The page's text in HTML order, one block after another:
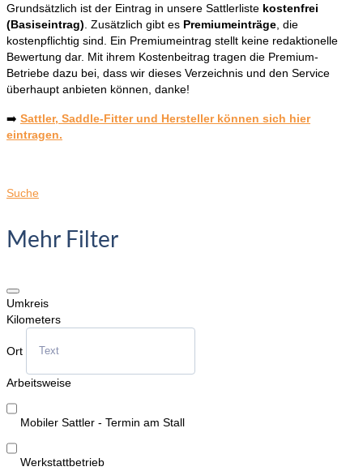
Grundsätzlich ist der Eintrag in unsere Sattlerliste kostenfrei
(Basiseintrag) . Zusätzlich gibt es Premiumeinträge , die
kostenpflichtig sind. Ein Premiumeintrag stellt keine redaktionelle
Bewertung dar. Mit ihrem Kostenbeitrag tragen die Premium-
Betriebe dazu bei, dass wir dieses Verzeichnis und den Service
überhaupt anbieten können, danke!
➡️ Sattler, Saddle-Fitter und Hersteller können sich hier
eintragen.
Suche
Mehr Filter
Umkreis
Kilometers
Ort
Arbeitsweise
Mobiler Sattler - Termin am Stall
Werkstattbetrieb